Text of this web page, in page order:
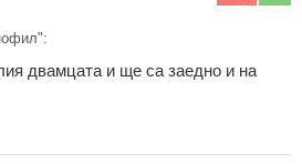
двамцата и ще са заедно и на